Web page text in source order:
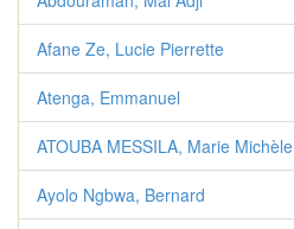
Afane Ze, Lucie Pierrette
Atenga, Emmanuel
ATOUBA MESSILA, Marie Michèle
Ayolo Ngbwa, Bernard